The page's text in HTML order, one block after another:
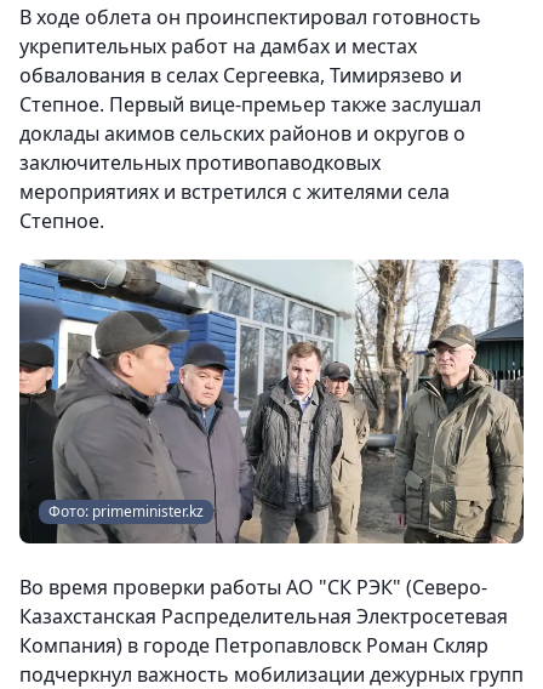
В ходе облета он проинспектировал готовность
укрепительных работ на дамбах и местах
обвалования в селах Сергеевка, Тимирязево и
Степное. Первый вице-премьер также заслушал
доклады акимов сельских районов и округов о
заключительных противопаводковых
мероприятиях и встретился с жителями села
Степное.
Фото: primeminister.kz
Во время проверки работы АО "СК РЭК" (Северо-
Казахстанская Распределительная Электросетевая
Компания) в городе Петропавловск Роман Скляр
подчеркнул важность мобилизации дежурных групп